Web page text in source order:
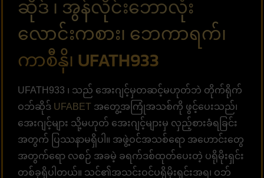
ဆိုဒ် ၊ အွန်လိုင်းဘောလုံး
လောင်းကစား၊ ဘေကာရက်၊
ကာစီနို၊ UFATH933
UFATH933 ၊ သည် အေးဂျင့်မှတဆင့်မဟုတ်ဘဲ တိုက်ရိုက်
ဝဘ်ဆိုဒ် UFABET အတွေ့အကြုံအသစ်ကို ဖွင့်ပေးသည်၊
အေးဂျင့်များ သို့မဟုတ် အေးဂျင့်များမှ လှည့်စားခံရခြင်း
အတွက် ပြဿနာမရှိပါ။ အဖွဲ့ဝင်အသစ်ရော အဟောင်းတွေ
အတွက်ရော လစဉ် အခမဲ့ ခရက်ဒစ်ထုတ်ပေးတဲ့ ပရိုမိုးရှင်း
တစ်ခုရှိပါတယ်။ သင်၏အသင်းဝင်ပရိုမိုးရှင်းအရ၊ ဝဘ်